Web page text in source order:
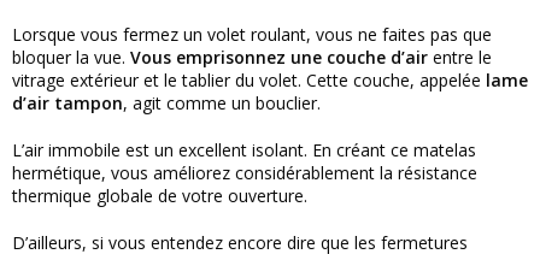
Lorsque vous fermez un volet roulant, vous ne faites pas que
bloquer la vue. Vous emprisonnez une couche d’air entre le
vitrage extérieur et le tablier du volet. Cette couche, appelée lame
d’air tampon, agit comme un bouclier.
L’air immobile est un excellent isolant. En créant ce matelas
hermétique, vous améliorez considérablement la résistance
thermique globale de votre ouverture.
D’ailleurs, si vous entendez encore dire que les fermetures